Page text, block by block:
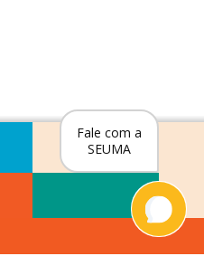
Fale com a
SEUMA